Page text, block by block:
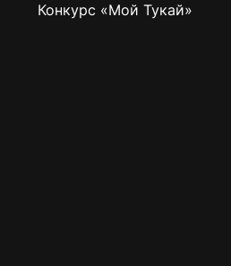
Конкурс «Мой Тукай»